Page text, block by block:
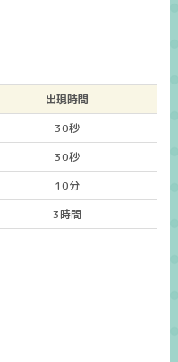
出現時間
30秒
30秒
10分
3時間